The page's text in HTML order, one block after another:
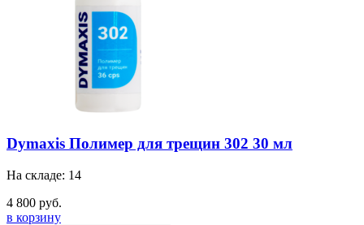
Dymaxis Полимер для трещин 302 30 мл
На складе: 14
4 800 руб.
в корзину